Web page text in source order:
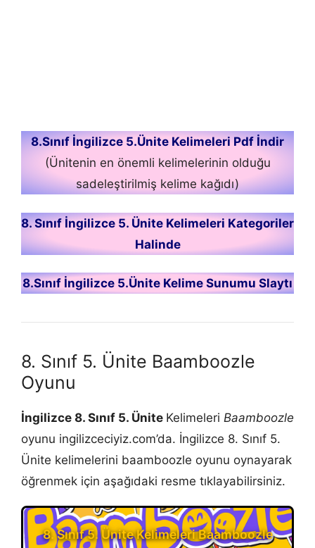
8.Sınıf İngilizce 5.Ünite Kelimeleri Pdf İndir
(Ünitenin en önemli kelimelerinin olduğu
sadeleştirilmiş kelime kağıdı)
8. Sınıf İngilizce 5. Ünite Kelimeleri Kategoriler
Halinde
8.Sınıf İngilizce 5.Ünite Kelime Sunumu Slaytı
8. Sınıf 5. Ünite Baamboozle
Oyunu
İngilizce 8. Sınıf 5. Ünite Kelimeleri Baamboozle
oyunu ingilizceciyiz.com’da. İngilizce 8. Sınıf 5.
Ünite kelimelerini baamboozle oyunu oynayarak
öğrenmek için aşağıdaki resme tıklayabilirsiniz.
8. Sınıf 5. Ünite Kelimeleri Baamboozle